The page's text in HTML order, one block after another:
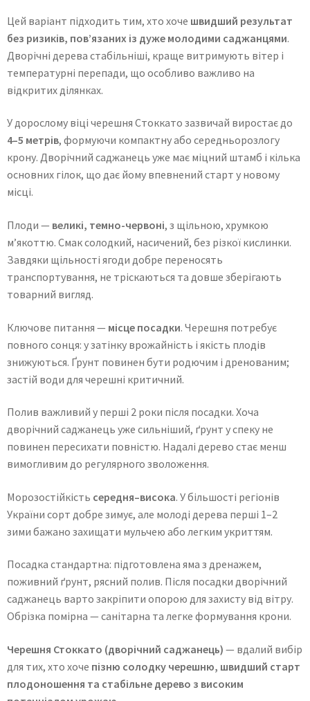
Цей варіант підходить тим, хто хоче швидший результат
без ризиків, пов’язаних із дуже молодими саджанцями.
Дворічні дерева стабільніші, краще витримують вітер і
температурні перепади, що особливо важливо на
відкритих ділянках.
У дорослому віці черешня Стоккато зазвичай виростає до
4–5 метрів, формуючи компактну або середньорозлогу
крону. Дворічний саджанець уже має міцний штамб і кілька
основних гілок, що дає йому впевнений старт у новому
місці.
Плоди — великі, темно-червоні, з щільною, хрумкою
м’якоттю. Смак солодкий, насичений, без різкої кислинки.
Завдяки щільності ягоди добре переносять
транспортування, не тріскаються та довше зберігають
товарний вигляд.
Ключове питання — місце посадки. Черешня потребує
повного сонця: у затінку врожайність і якість плодів
знижуються. Ґрунт повинен бути родючим і дренованим;
застій води для черешні критичний.
Полив важливий у перші 2 роки після посадки. Хоча
дворічний саджанець уже сильніший, ґрунт у спеку не
повинен пересихати повністю. Надалі дерево стає менш
вимогливим до регулярного зволоження.
Морозостійкість середня–висока. У більшості регіонів
України сорт добре зимує, але молоді дерева перші 1–2
зими бажано захищати мульчею або легким укриттям.
Посадка стандартна: підготовлена яма з дренажем,
поживний ґрунт, рясний полив. Після посадки дворічний
саджанець варто закріпити опорою для захисту від вітру.
Обрізка помірна — санітарна та легке формування крони.
Черешня Стоккато (дворічний саджанець) — вдалий вибір
для тих, хто хоче пізню солодку черешню, швидший старт
плодоношення та стабільне дерево з високим